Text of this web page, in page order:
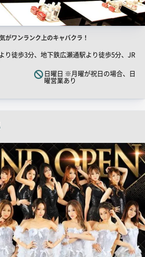
がワンランク上のキャバクラ！
り徒歩3分、地下鉄広瀬通駅より徒歩5分、JR
日曜日 ※月曜が祝日の場合、日
曜営業あり